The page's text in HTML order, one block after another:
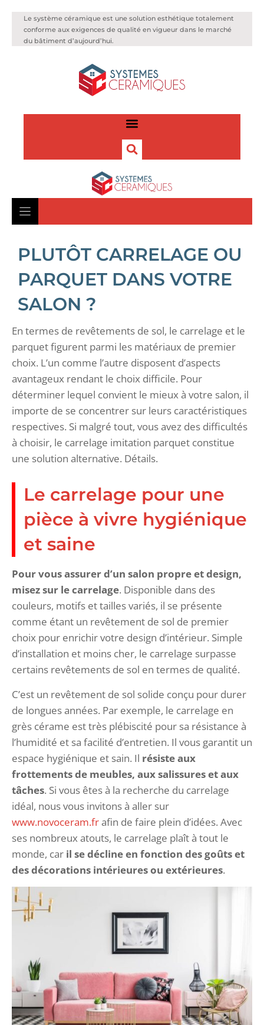
Le système céramique est une solution esthétique totalement
conforme aux exigences de qualité en vigueur dans le marché
du bâtiment d’aujourd’hui.
PLUTÔT CARRELAGE OU
PARQUET DANS VOTRE
SALON ?
En termes de revêtements de sol, le carrelage et le
parquet figurent parmi les matériaux de premier
choix. L’un comme l’autre disposent d’aspects
avantageux rendant le choix difficile. Pour
déterminer lequel convient le mieux à votre salon, il
importe de se concentrer sur leurs caractéristiques
respectives. Si malgré tout, vous avez des difficultés
à choisir, le carrelage imitation parquet constitue
une solution alternative. Détails.
Le carrelage pour une
pièce à vivre hygiénique
et saine
Pour vous assurer d’un salon propre et design,
misez sur le carrelage. Disponible dans des
couleurs, motifs et tailles variés, il se présente
comme étant un revêtement de sol de premier
choix pour enrichir votre design d’intérieur. Simple
d’installation et moins cher, le carrelage surpasse
certains revêtements de sol en termes de qualité.
C’est un revêtement de sol solide conçu pour durer
de longues années. Par exemple, le carrelage en
grès cérame est très plébiscité pour sa résistance à
l’humidité et sa facilité d’entretien. Il vous garantit un
espace hygiénique et sain. Il résiste aux
frottements de meubles, aux salissures et aux
tâches. Si vous êtes à la recherche du carrelage
idéal, nous vous invitons à aller sur
www.novoceram.frafin de faire plein d’idées. Avec
ses nombreux atouts, le carrelage plaît à tout le
monde, car il se décline en fonction des goûts et
des décorations intérieures ou extérieures.